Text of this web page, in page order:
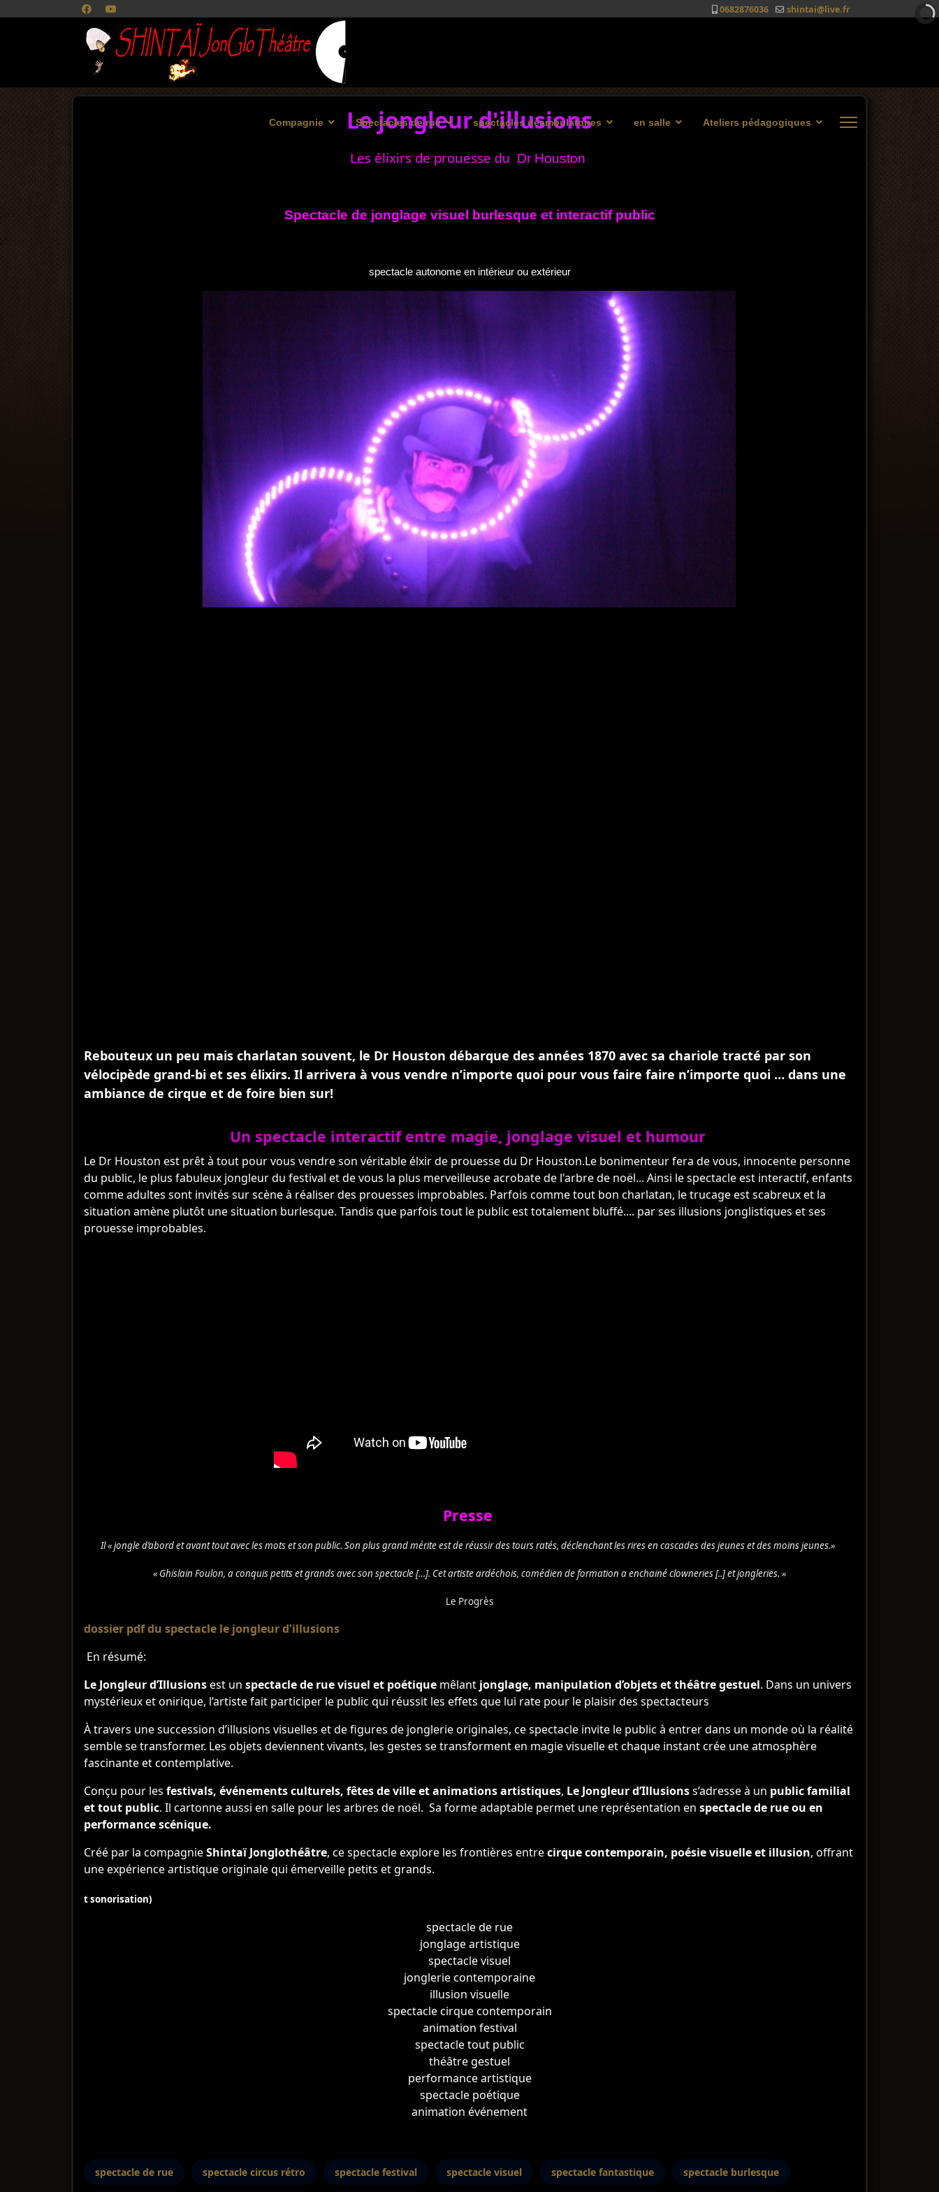
0682876036 shintai@live.fr
Compagnie Spectacles de rue spectacles déambulatoires en salle Ateliers pédagogiques
Le jongleur d'illusions
Les élixirs de prouesse du Dr Houston
Spectacle de jonglage visuel burlesque et interactif public
spectacle autonome en intérieur ou extérieur
Rebouteux un peu mais charlatan souvent, le Dr Houston débarque des années 1870 avec sa chariole tracté par son
vélocipède grand-bi et ses élixirs. Il arrivera à vous vendre n’importe quoi pour vous faire faire n’importe quoi … dans une
ambiance de cirque et de foire bien sur!
Un spectacle interactif entre magie, jonglage visuel et humour
Le Dr Houston est prêt à tout pour vous vendre son véritable élxir de prouesse du Dr Houston.Le bonimenteur fera de vous, innocente personne
du public, le plus fabuleux jongleur du festival et de vous la plus merveilleuse acrobate de l'arbre de noël... Ainsi le spectacle est interactif, enfants
comme adultes sont invités sur scène à réaliser des prouesses improbables. Parfois comme tout bon charlatan, le trucage est scabreux et la
situation amène plutôt une situation burlesque. Tandis que parfois tout le public est totalement bluffé.... par ses illusions jonglistiques et ses
prouesse improbables.
Presse
Il « jongle d’abord et avant tout avec les mots et son public. Son plus grand mérite est de réussir des tours ratés, déclenchant les rires en cascades des jeunes et des moins jeunes.»
« Ghislain Foulon, a conquis petits et grands avec son spectacle […]. Cet artiste ardéchois, comédien de formation a enchainé clowneries [..] et jongleries. »
Le Progrès
dossier pdf du spectacle le jongleur d'illusions
En résumé:
Le Jongleur d’Illusionsest un spectacle de rue visuel et poétique mêlant jonglage, manipulation d’objets et théâtre gestuel. Dans un univers
mystérieux et onirique, l’artiste fait participer le public qui réussit les effets que lui rate pour le plaisir des spectacteurs
À travers une succession d’illusions visuelles et de figures de jonglerie originales, ce spectacle invite le public à entrer dans un monde où la réalité
semble se transformer. Les objets deviennent vivants, les gestes se transforment en magie visuelle et chaque instant crée une atmosphère
fascinante et contemplative.
Conçu pour les festivals, événements culturels, fêtes de ville et animations artistiques, Le Jongleur d’Illusionss’adresse à un public familial
et tout public. Il cartonne aussi en salle pour les arbres de noël. Sa forme adaptable permet une représentation en spectacle de rue ou en
performance scénique.
Créé par la compagnieShintaï Jonglothéâtre, ce spectacle explore les frontières entrecirque contemporain, poésie visuelle et illusion, offrant
une expérience artistique originale qui émerveille petits et grands.
t sonorisation)
spectacle de rue
jonglage artistique
spectacle visuel
jonglerie contemporaine
illusion visuelle
spectacle cirque contemporain
animation festival
spectacle tout public
théâtre gestuel
performance artistique
spectacle poétique
animation événement
spectacle de rue spectacle circus rétro spectacle festival spectacle visuel spectacle fantastique spectacle burlesque